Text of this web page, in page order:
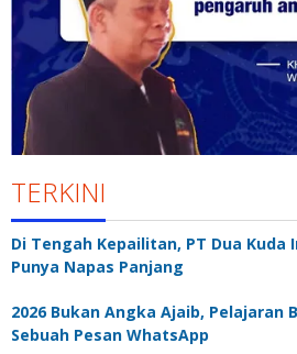
TERKINI
Di Tengah Kepailitan, PT Dua Kuda
Punya Napas Panjang
2026 Bukan Angka Ajaib, Pelajaran
Sebuah Pesan WhatsApp